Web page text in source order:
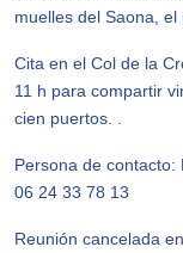
muelles del Saona, el
Cita en el Col de la
11 h para compartir
cien puertos. .
Persona de contacto:
06 24 33 78 13
Reunión cancelada